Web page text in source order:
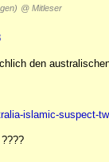
@ Mitleser
den
islamic-suspect-